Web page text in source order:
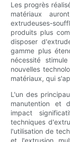
Les progrès
matériaux
extrudeuses-
produits plus
disposer
gamme plus
nécessité
nouvelles
matériaux, qui
L'un des
manutention et
impact
techniques
l'utilisation de